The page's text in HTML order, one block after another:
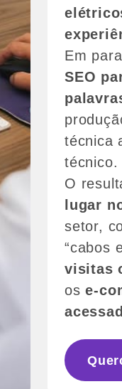
Em
SEO
técnica
técnico.
O
lugar
setor,
“cabos
visitas
ose-